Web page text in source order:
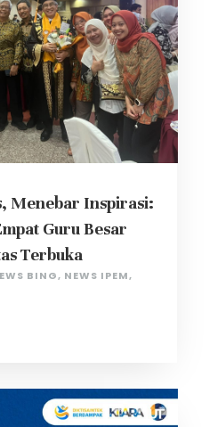
Menebar Inspirasi:
Guru Besar
Terbuka
BING, NEWS IPEM,